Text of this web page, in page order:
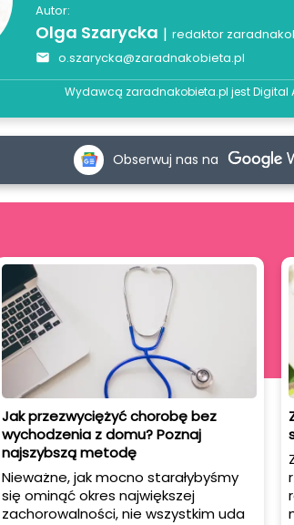
Autor:
Olga Szarycka | redaktor
o.szarycka@zaradnakobieta.pl
Wydawcą zaradnakobieta.pl jestDigital
Obserwuj nas na
Jak przezwyciężyć chorobę bez
wychodzenia z domu? Poznaj
najszybszą metodę
Nieważne, jak mocno starałybyśmy
się ominąć okres największej
zachorowalności, nie wszystkim uda